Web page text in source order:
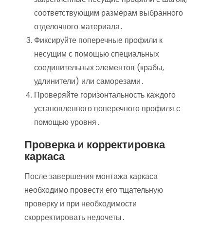
соответствующим размерам выбранного
отделочного материала․
Фиксируйте поперечные профили к
несущим с помощью специальных
соединительных элементов (крабы,
удлинители) или саморезами․
Проверяйте горизонтальность каждого
установленного поперечного профиля с
помощью уровня․
Проверка и корректировка
каркаса
После завершения монтажа каркаса
необходимо провести его тщательную
проверку и при необходимости
скорректировать недочеты․